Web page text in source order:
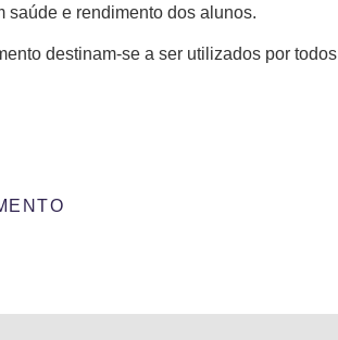
saúde e rendimento dos alunos.
destinam-se a ser utilizados por todos